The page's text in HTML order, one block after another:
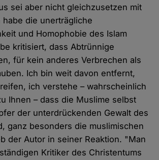
sei aber nicht gleichzusetzen mit
habe die unerträgliche
und Homophobie des Islam
kritisiert, dass Abtrünnige
für kein anderes Verbrechen als
Ich bin weit davon entfernt,
ich verstehe – wahrscheinlich
Ihnen – dass die Muslime selbst
der unterdrückenden Gewalt des
ganz besonders die muslimischen
der Autor in seiner Reaktion. "Man
Kritiker des Christentums